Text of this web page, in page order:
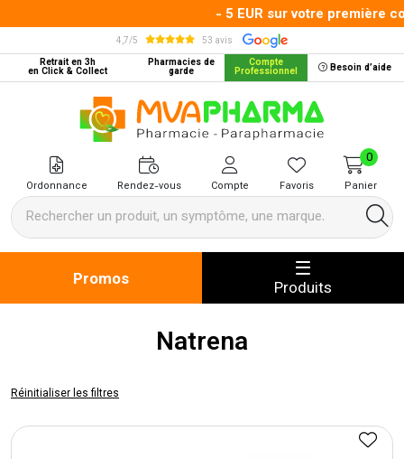
- 5 EUR sur votre première
4,7/5
53 avis
Retrait en 3h
en Click & Collect
Pharmacies de
garde
Compte
Professionnel Besoin d’aide
MVA Pharma Votre pharmacie
Ordonnance Rendez-vous Compte Favoris Panier
0
Promos Produits
Natrena
Réinitialiser les filtres